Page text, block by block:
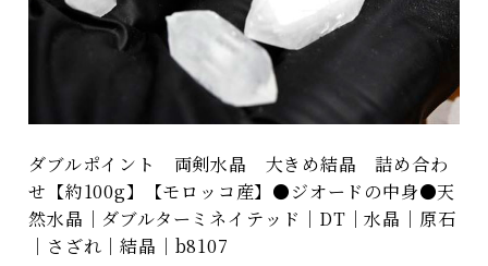
ダブルポイント 両剣水晶 大きめ結晶 詰め合わ
せ【約100g】【モロッコ産】●ジオードの中身●天
然水晶｜ダブルターミネイテッド｜DT｜水晶｜原石
｜さざれ｜結晶｜b8107